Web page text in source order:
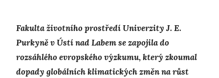
Fakulta životního prostředí Univerzity J. E.
Purkyně v Ústí nad Labem se zapojila do
rozsáhlého evropského výzkumu, který zkoumal
dopady globálních klimatických změn na růst